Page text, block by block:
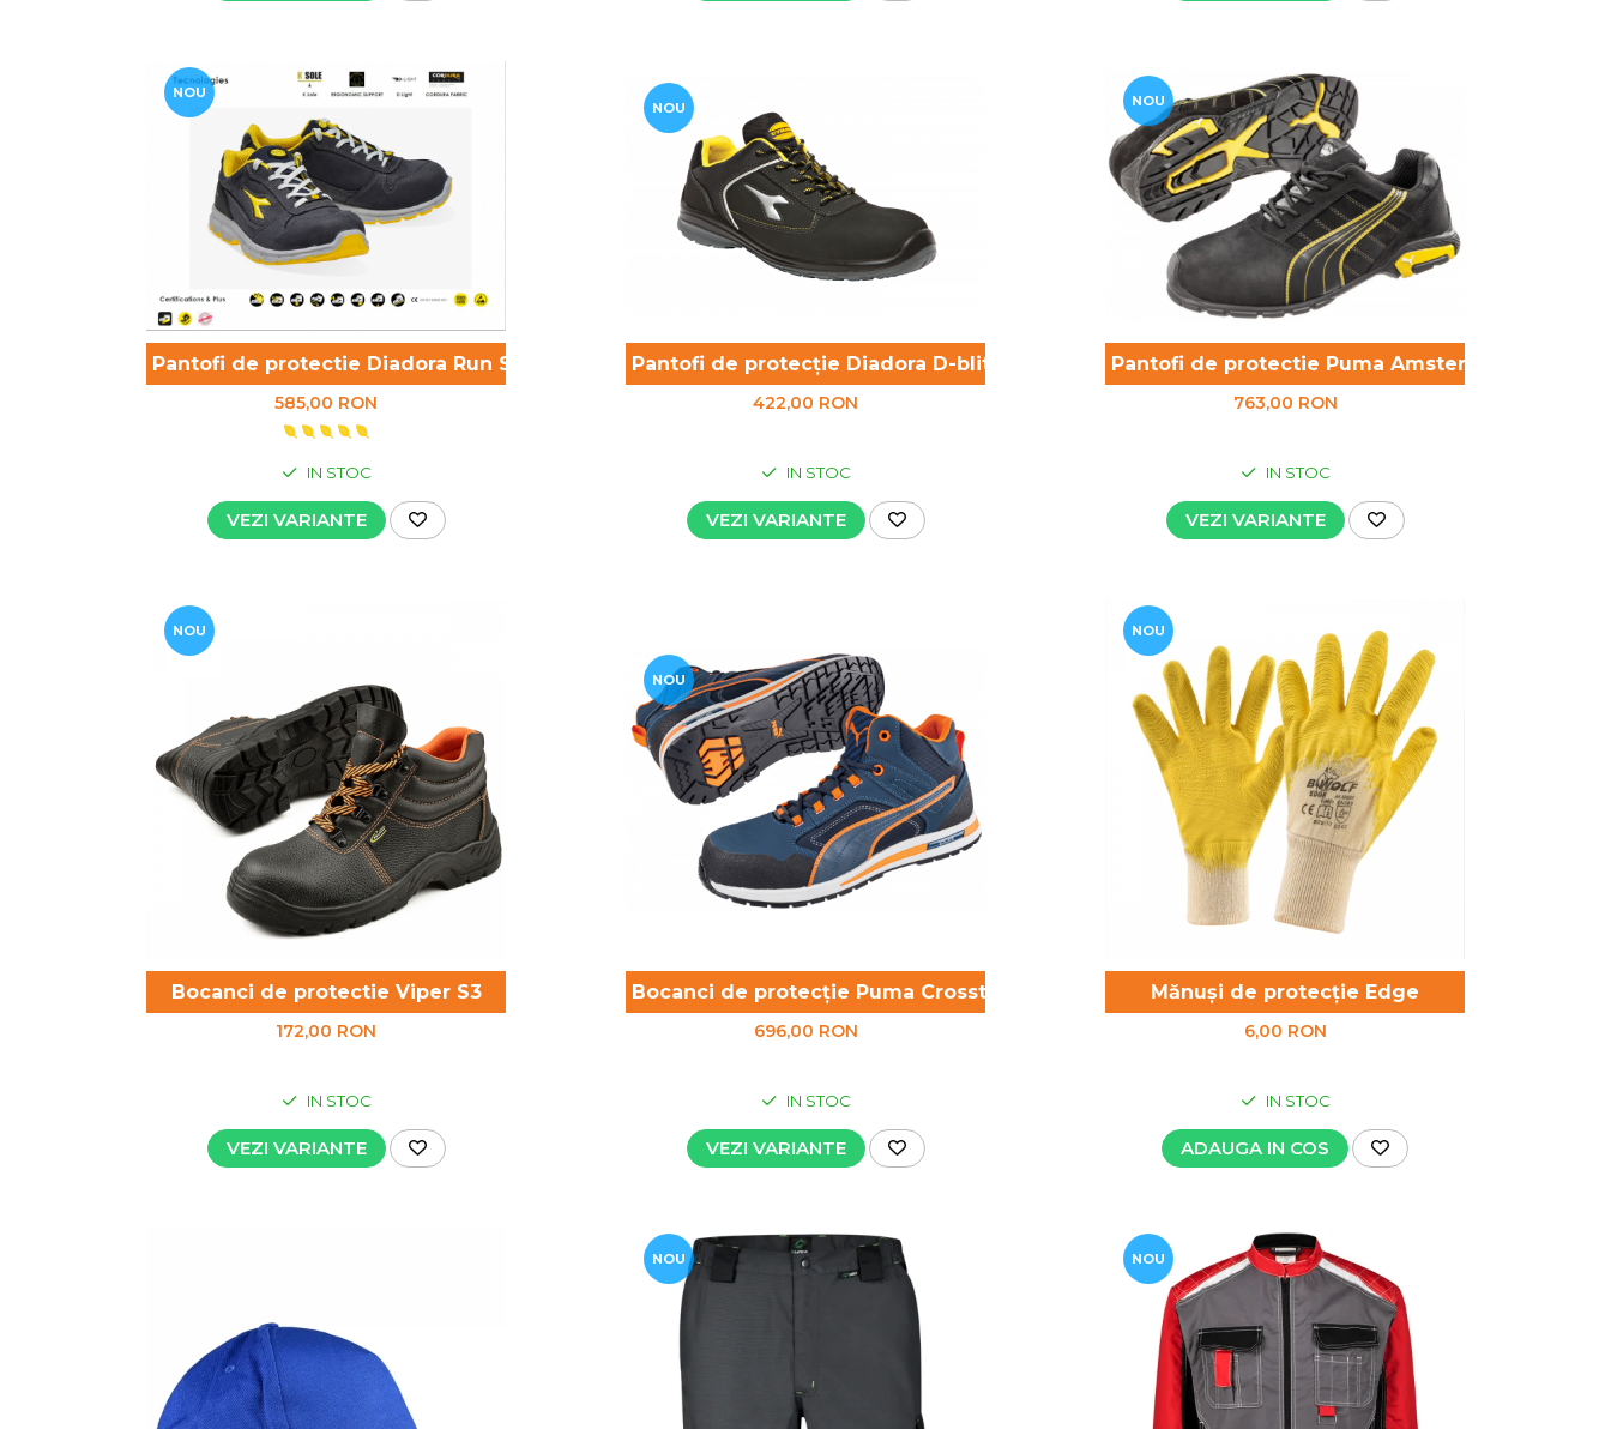
NOU
Pantofi de protectie Diadora Run S3 ESD
585,00 RON
IN STOC
VEZI VARIANTE
NOU
Pantofi de protecție Diadora D-blitz S3
422,00 RON
IN STOC
VEZI VARIANTE
NOU
Pantofi de protectie Puma Amsterdam Low S3
763,00 RON
IN STOC
VEZI VARIANTE
NOU
Bocanci de protectie Viper S3
172,00 RON
IN STOC
VEZI VARIANTE
NOU
Bocanci de protecție Puma Crosstwist Mid S3
696,00 RON
IN STOC
VEZI VARIANTE
NOU
Mănuși de protecție Edge
6,00 RON
IN STOC
ADAUGA IN COS
NOU NOU